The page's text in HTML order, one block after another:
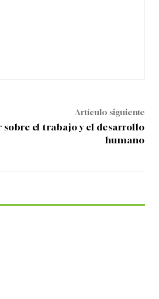
Artículo siguiente
el trabajo y el desarrollo
humano